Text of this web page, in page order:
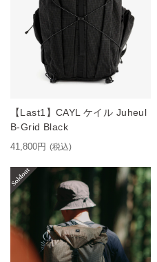
【Last1】CAYL ケイル Juheul
B-Grid Black
41,800円 (税込)